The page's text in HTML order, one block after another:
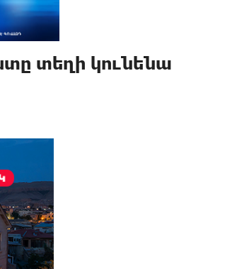
տեղի կունենա